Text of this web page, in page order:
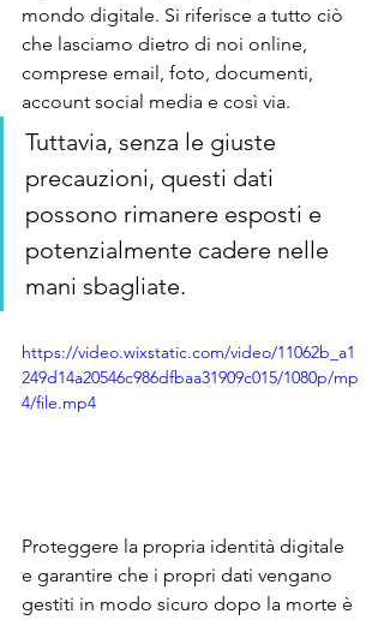
mondo digitale. Si riferisce a tutto ciò
che lasciamo dietro di noi online,
comprese email, foto, documenti,
account social media e così via.
Tuttavia, senza le giuste
precauzioni, questi dati
possono rimanere esposti e
potenzialmente cadere nelle
mani sbagliate.
https://video.wixstatic.com/video/11062b_a1
249d14a20546c986dfbaa31909c015/1080p/mp
4/file.mp4
Proteggere la propria identità digitale
e garantire che i propri dati vengano
gestiti in modo sicuro dopo la morte è